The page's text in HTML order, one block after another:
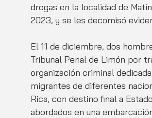
drogas en la localidad de
2023, y se les decomisó
El 11 de diciembre, dos
Tribunal Penal de Limón por
organización criminal
migrantes de diferentes
Rica, con destino final a
abordados en una